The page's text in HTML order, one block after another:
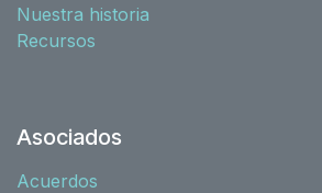
Nuestra historia
Recursos
Asociados
Acuerdos